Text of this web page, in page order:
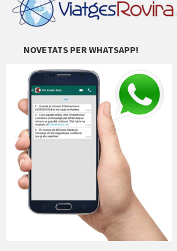
NOVETATS PER WHATSAPP!